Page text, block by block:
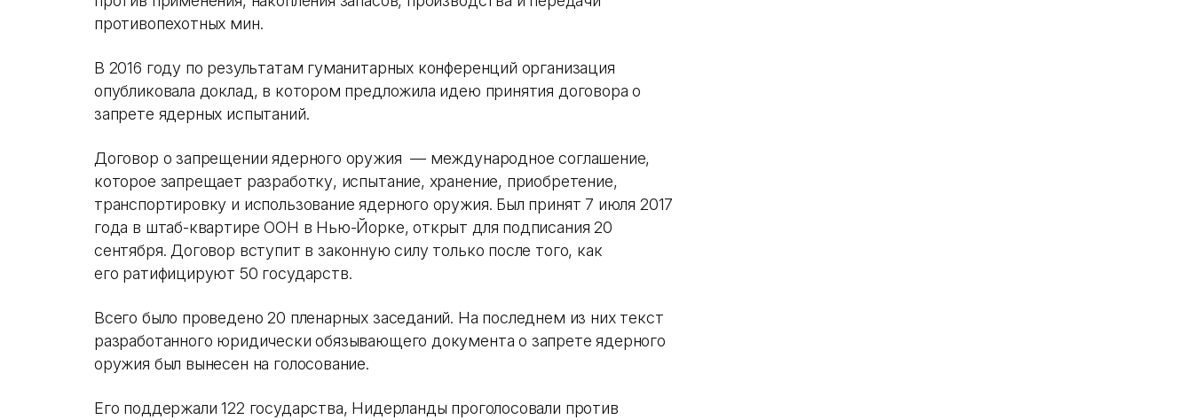
противопехотных мин.
В 2016 году по результатам гуманитарных конференций организация
опубликовала доклад, в котором предложила идею принятия договора о
запрете ядерных испытаний.
Договор о запрещении ядерного оружия — международное соглашение,
которое запрещает разработку, испытание, хранение, приобретение,
транспортировку и использование ядерного оружия. Был принят 7 июля 2017
года в штаб-квартире ООН в Нью-Йорке, открыт для подписания 20
сентября. Договор вступит в законную силу только после того, как
его ратифицируют 50 государств.
Всего было проведено 20 пленарных заседаний. На последнем из них текст
разработанного юридически обязывающего документа о запрете ядерного
оружия был вынесен на голосование.
Его поддержали 122 государства, Нидерланды проголосовали против